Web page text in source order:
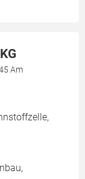
Am